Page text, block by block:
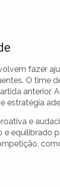
fazer
O time
anterior.
estratégia
e
equilibrado